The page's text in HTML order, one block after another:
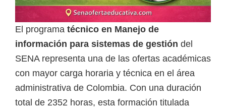
r
t
u
a
l
e
El programa técnico en Manejo de
información para sistemas de gestión del
SENA representa una de las ofertas académicas
con mayor carga horaria y técnica en el área
administrativa de Colombia. Con una duración
total de 2352 horas, esta formación titulada